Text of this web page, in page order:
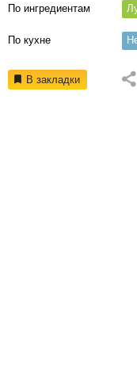
По ингредиентам
По кухне
В закладки